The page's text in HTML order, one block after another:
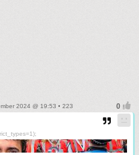
2024 @ 19:53 • 223